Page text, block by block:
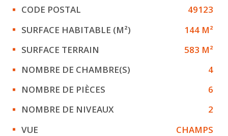
Caractérisque Valeurs
CODE POSTAL
49123
SURFACE HABITABLE (M²)
144 M²
SURFACE TERRAIN
583 M²
NOMBRE DE CHAMBRE(S)
4
NOMBRE DE PIÈCES
6
NOMBRE DE NIVEAUX
2
VUE
CHAMPS